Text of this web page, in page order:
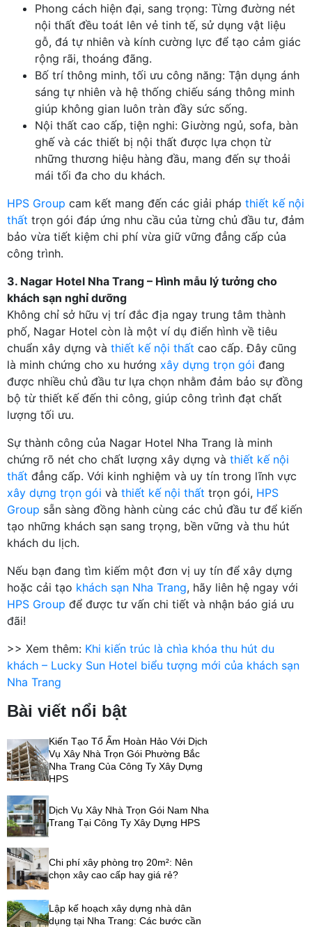
Phong cách hiện đại, sang trọng: Từng đường nét
nội thất đều toát lên vẻ tinh tế, sử dụng vật liệu
gỗ, đá tự nhiên và kính cường lực để tạo cảm giác
rộng rãi, thoáng đãng.
Bố trí thông minh, tối ưu công năng: Tận dụng ánh
sáng tự nhiên và hệ thống chiếu sáng thông minh
giúp không gian luôn tràn đầy sức sống.
Nội thất cao cấp, tiện nghi: Giường ngủ, sofa, bàn
ghế và các thiết bị nội thất được lựa chọn từ
những thương hiệu hàng đầu, mang đến sự thoải
mái tối đa cho du khách.
HPS Group cam kết mang đến các giải pháp thiết kế nội
thất trọn gói đáp ứng nhu cầu của từng chủ đầu tư, đảm
bảo vừa tiết kiệm chi phí vừa giữ vững đẳng cấp của
công trình.
3. Nagar Hotel Nha Trang – Hình mẫu lý tưởng cho
khách sạn nghỉ dưỡng
Không chỉ sở hữu vị trí đắc địa ngay trung tâm thành
phố, Nagar Hotel còn là một ví dụ điển hình về tiêu
chuẩn xây dựng và thiết kế nội thất cao cấp. Đây cũng
là minh chứng cho xu hướng xây dựng trọn gói đang
được nhiều chủ đầu tư lựa chọn nhằm đảm bảo sự đồng
bộ từ thiết kế đến thi công, giúp công trình đạt chất
lượng tối ưu.
Sự thành công của Nagar Hotel Nha Trang là minh
chứng rõ nét cho chất lượng xây dựng và thiết kế nội
thất đẳng cấp. Với kinh nghiệm và uy tín trong lĩnh vực
xây dựng trọn gói và thiết kế nội thất trọn gói, HPS
Group sẵn sàng đồng hành cùng các chủ đầu tư để kiến
tạo những khách sạn sang trọng, bền vững và thu hút
khách du lịch.
Nếu bạn đang tìm kiếm một đơn vị uy tín để xây dựng
hoặc cải tạo khách sạn Nha Trang, hãy liên hệ ngay với
HPS Group để được tư vấn chi tiết và nhận báo giá ưu
đãi!
>> Xem thêm: Khi kiến trúc là chìa khóa thu hút du
khách – Lucky Sun Hotel biểu tượng mới của khách sạn
Nha Trang
Bài viết nổi bật
Kiến Tạo Tổ Ấm Hoàn Hảo Với Dịch
Vụ Xây Nhà Trọn Gói Phường Bắc
Nha Trang Của Công Ty Xây Dựng
HPS
Dịch Vụ Xây Nhà Trọn Gói Nam Nha
Trang Tại Công Ty Xây Dựng HPS
Chi phí xây phòng trọ 20m²: Nên
chọn xây cao cấp hay giá rẻ?
Lập kế hoạch xây dựng nhà dân
dụng tại Nha Trang: Các bước cần